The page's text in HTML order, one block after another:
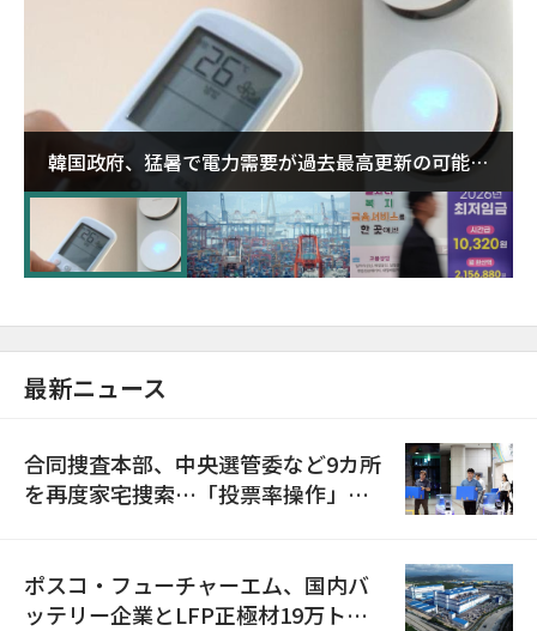
韓国政府、猛暑で電力需要が過去最高更新の可能性
に需給対応体制を点検
最新ニュース
合同捜査本部、中央選管委など9カ所
を再度家宅捜索…「投票率操作」の
ポスコ・フューチャーエム、国内バ
ッテリー企業とLFP正極材19万トン